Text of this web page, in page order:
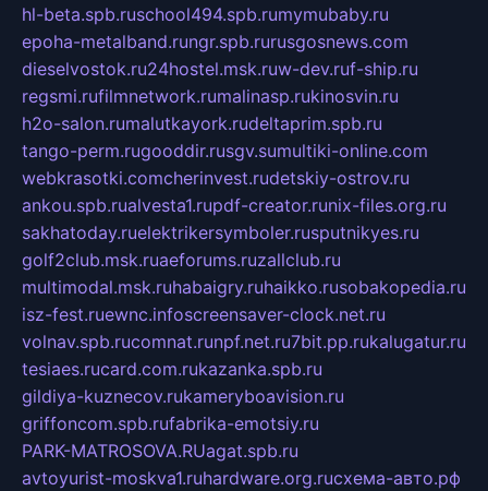
hl-beta.spb.ruschool494.spb.rumymubaby.ru
epoha-metalband.rungr.spb.rurusgosnews.com
dieselvostok.ru24hostel.msk.ruw-dev.ruf-ship.ru
regsmi.rufilmnetwork.rumalinasp.rukinosvin.ru
h2o-salon.rumalutkayork.rudeltaprim.spb.ru
tango-perm.rugooddir.rusgv.sumultiki-online.com
webkrasotki.comcherinvest.rudetskiy-ostrov.ru
ankou.spb.rualvesta1.rupdf-creator.runix-files.org.ru
sakhatoday.ruelektrikersymboler.rusputnikyes.ru
golf2club.msk.ruaeforums.ruzallclub.ru
multimodal.msk.ruhabaigry.ruhaikko.rusobakopedia.ru
isz-fest.ruewnc.infoscreensaver-clock.net.ru
volnav.spb.rucomnat.runpf.net.ru7bit.pp.rukalugatur.ru
tesiaes.rucard.com.rukazanka.spb.ru
gildiya-kuznecov.rukameryboavision.ru
griffoncom.spb.rufabrika-emotsiy.ru
PARK-MATROSOVA.RUagat.spb.ru
avtoyurist-moskva1.ruhardware.org.ruсхема-авто.рф